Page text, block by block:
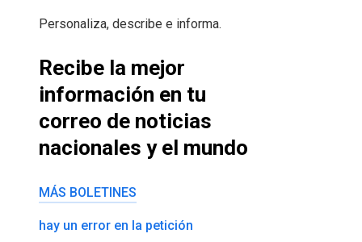
Personaliza, describe e informa.
Recibe la mejor
información en tu
correo de noticias
nacionales y el mundo
MÁS BOLETINES
hay un error en la petición